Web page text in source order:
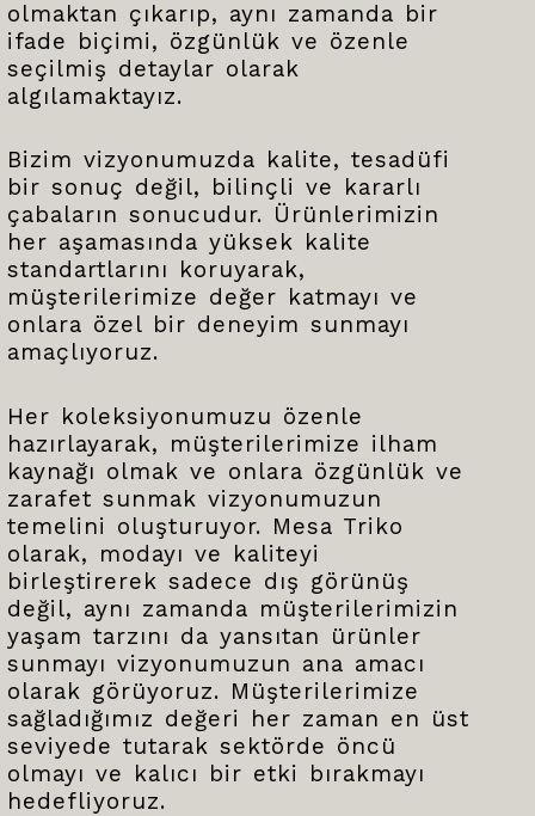
olmaktan çıkarıp, aynı zamanda bir
ifade biçimi, özgünlük ve özenle
seçilmiş detaylar olarak
algılamaktayız.
Bizim vizyonumuzda kalite, tesadüfi
bir sonuç değil, bilinçli ve kararlı
çabaların sonucudur. Ürünlerimizin
her aşamasında yüksek kalite
standartlarını koruyarak,
müşterilerimize değer katmayı ve
onlara özel bir deneyim sunmayı
amaçlıyoruz.
Her koleksiyonumuzu özenle
hazırlayarak, müşterilerimize ilham
kaynağı olmak ve onlara özgünlük ve
zarafet sunmak vizyonumuzun
temelini oluşturuyor. Mesa Triko
olarak, modayı ve kaliteyi
birleştirerek sadece dış görünüş
değil, aynı zamanda müşterilerimizin
yaşam tarzını da yansıtan ürünler
sunmayı vizyonumuzun ana amacı
olarak görüyoruz. Müşterilerimize
sağladığımız değeri her zaman en üst
seviyede tutarak sektörde öncü
olmayı ve kalıcı bir etki bırakmayı
hedefliyoruz.